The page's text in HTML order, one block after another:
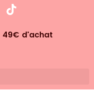
49€ d'achat